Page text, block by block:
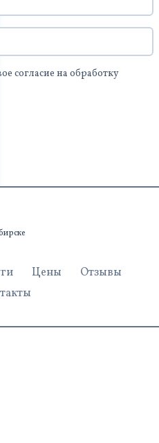
согласие на обработку
Цены
Отзывы